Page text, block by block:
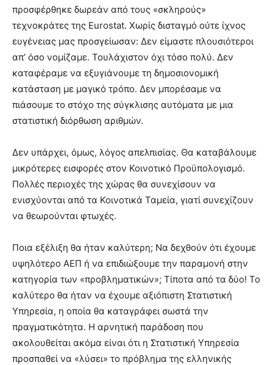
προσφέρθηκε δωρεάν από τους «σκληρούς»
τεχνοκράτες της Eurostat. Χωρίς δισταγμό ούτε ίχνος
ευγένειας μας προσγείωσαν: Δεν είμαστε πλουσιότεροι
απ’ όσο νομίζαμε. Τουλάχιστον όχι τόσο πολύ. Δεν
καταφέραμε να εξυγιάνουμε τη δημοσιονομική
κατάσταση με μαγικό τρόπο. Δεν μπορέσαμε να
πιάσουμε το στόχο της σύγκλισης αυτόματα με μια
στατιστική διόρθωση αριθμών.
Δεν υπάρχει, όμως, λόγος απελπισίας. Θα καταβάλουμε
μικρότερες εισφορές στον Κοινοτικό Προϋπολογισμό.
Πολλές περιοχές της χώρας θα συνεχίσουν να
ενισχύονται από τα Κοινοτικά Ταμεία, γιατί συνεχίζουν
να θεωρούνται φτωχές.
Ποια εξέλιξη θα ήταν καλύτερη; Να δεχθούν ότι έχουμε
υψηλότερο ΑΕΠ ή να επιδιώξουμε την παραμονή στην
κατηγορία των «προβληματικών»; Τίποτα από τα δύο! Το
καλύτερο θα ήταν να έχουμε αξιόπιστη Στατιστική
Υπηρεσία, η οποία θα καταγράφει σωστά την
πραγματικότητα. Η αρνητική παράδοση που
ακολουθείται ακόμα είναι ότι η Στατιστική Υπηρεσία
προσπαθεί να «λύσει» το πρόβλημα της ελληνικής